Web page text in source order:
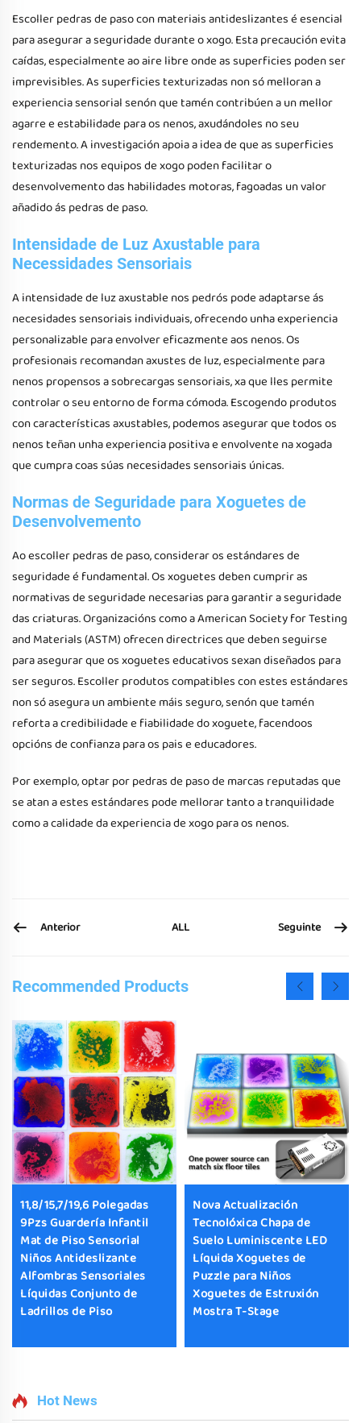
Escoller pedras de paso con materiais antideslizantes é esencial
para asegurar a seguridade durante o xogo. Esta precaución evita
caídas, especialmente ao aire libre onde as superficies poden ser
imprevisibles. As superficies texturizadas non só melloran a
experiencia sensorial senón que tamén contribúen a un mellor
agarre e estabilidade para os nenos, axudándoles no seu
rendemento. A investigación apoia a idea de que as superficies
texturizadas nos equipos de xogo poden facilitar o
desenvolvemento das habilidades motoras, fagoadas un valor
añadido ás pedras de paso.
Intensidade de Luz Axustable para
Necessidades Sensoriais
A intensidade de luz axustable nos pedrós pode adaptarse ás
necesidades sensoriais individuais, ofrecendo unha experiencia
personalizable para envolver eficazmente aos nenos. Os
profesionais recomandan axustes de luz, especialmente para
nenos propensos a sobrecargas sensoriais, xa que lles permite
controlar o seu entorno de forma cómoda. Escogendo produtos
con características axustables, podemos asegurar que todos os
nenos teñan unha experiencia positiva e envolvente na xogada
que cumpra coas súas necesidades sensoriais únicas.
Normas de Seguridade para Xoguetes de
Desenvolvemento
Ao escoller pedras de paso, considerar os estándares de
seguridade é fundamental. Os xoguetes deben cumprir as
normativas de seguridade necesarias para garantir a seguridade
das criaturas. Organizacións como a American Society for Testing
and Materials (ASTM) ofrecen directrices que deben seguirse
para asegurar que os xoguetes educativos sexan diseñados para
ser seguros. Escoller produtos compatibles con estes estándares
non só asegura un ambiente máis seguro, senón que tamén
reforta a credibilidade e fiabilidade do xoguete, facendoos
opcións de confianza para os pais e educadores.
Por exemplo, optar por pedras de paso de marcas reputadas que
se atan a estes estándares pode mellorar tanto a tranquilidade
como a calidade da experiencia de xogo para os nenos.
Anterior ALL Seguinte
Recommended Products
11,8/15,7/19,6 Polegadas
9Pzs Guardería Infantil
Mat de Piso Sensorial
Niños Antideslizante
Alfombras Sensoriales
Líquidas Conjunto de
Ladrillos de Piso
Nova Actualización
Tecnolóxica Chapa de
Suelo Luminiscente LED
Líquida Xoguetes de
Puzzle para Niños
Xoguetes de Estruxión
Mostra T-Stage
Hot News